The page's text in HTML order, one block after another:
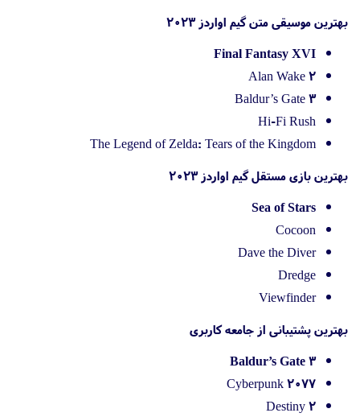
بهترین موسیقی متن گیم اواردز 2023
Final Fantasy XVI
Alan Wake 2
Baldur’s Gate 3
Hi-Fi Rush
The Legend of Zelda: Tears of the Kingdom
بهترین بازی مستقل گیم اواردز 2023
Sea of Stars
Cocoon
Dave the Diver
Dredge
Viewfinder
بهترین پشتیبانی از جامعه کاربری
Baldur’s Gate 3
Cyberpunk 2077
Destiny 2